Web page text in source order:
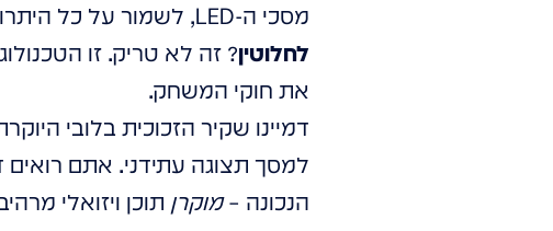
מסכי ה-LED, לשמור על כל היתרונות שלהם – חדות, צבע, דינמיות – וגם לגרום להם להיות
לחלוטין
את חוקי המשחק.
דמיינו שקיר הזכוכית בלובי
למסך תצוגה עתידני. אתם רואים
הנכונה –מוקרן תוכן ויזואלי